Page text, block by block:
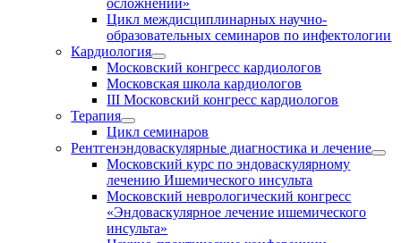
осложнений»
Цикл междисциплинарных научно-
образовательных семинаров по инфектологии
Кардиология
Московский конгресс кардиологов
Московская школа кардиологов
III Московский конгресс кардиологов
Терапия
Цикл семинаров
Рентгенэндоваскулярные диагностика и лечение
Московский курс по эндоваскулярному
лечению Ишемического инсульта
Московский неврологический конгресс
«Эндоваскулярное лечение ишемического
инсульта»